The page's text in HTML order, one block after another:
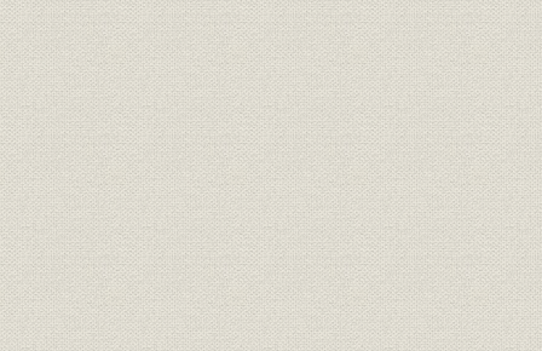
農業;団体 全国区農業会主要勘定
昭和20年
22年度
販売;資金
供出食糧代金支払機構図 昭和17
年ごろ--糧券割引時代
昭和17年
販売;資金
供出食糧代金支払機構図 昭和23
年5月改正以後
昭和23年
生産;需給 米の生産および供出状況
昭和18年
(1947年)